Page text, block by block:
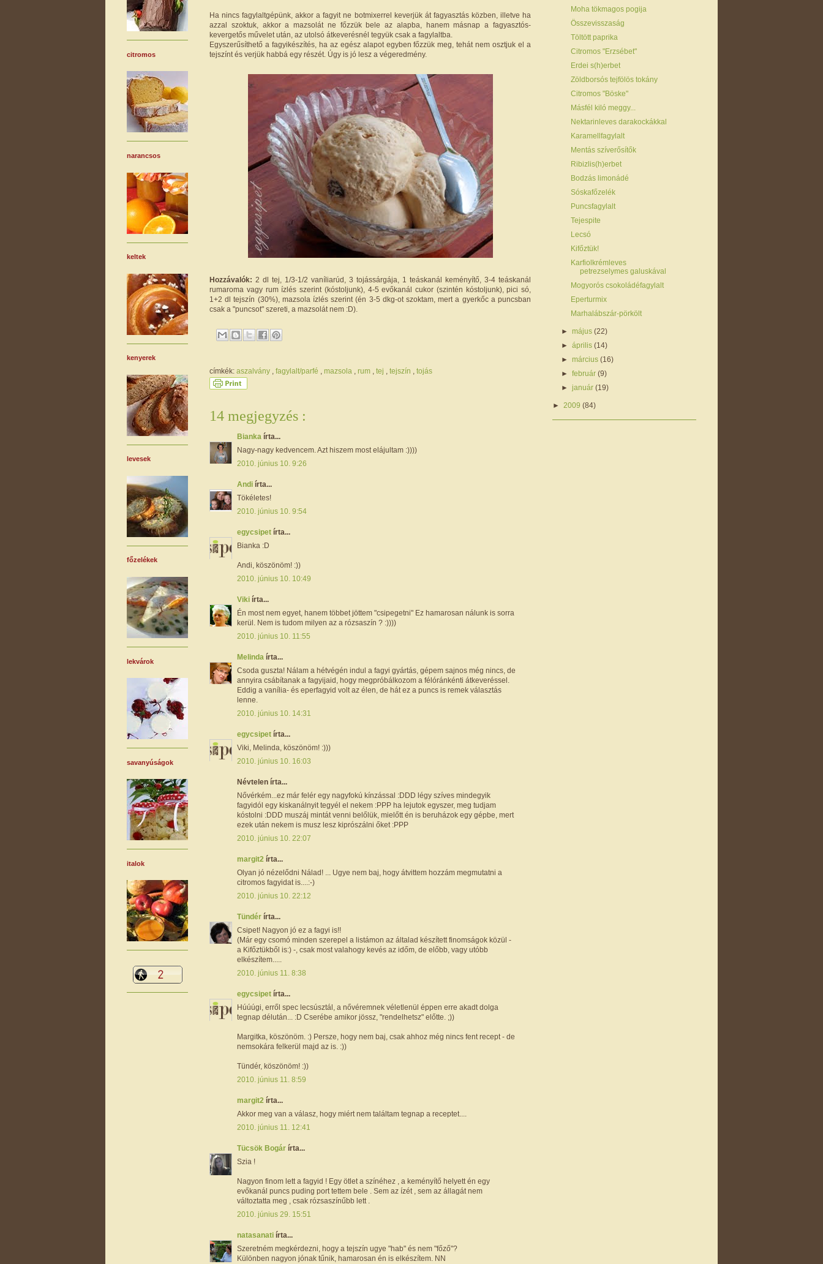
Ha nincs fagylaltgépünk, akkor a fagyit ne botmixerrel keverjük át fagyasztás közben, illetve ha
azzal szoktuk, akkor a mazsolát ne főzzük bele az alapba, hanem másnap a fagyasztós-
kevergetős művelet után, az utolsó átkeverésnél tegyük csak a fagylaltba.
Egyszerűsíthető a fagyikészítés, ha az egész alapot egyben főzzük meg, tehát nem osztjuk el a
tejszínt és verjük habbá egy részét. Úgy is jó lesz a végeredmény.
Hozzávalók: 2 dl tej, 1/3-1/2 vaníliarúd, 3 tojássárgája, 1 teáskanál keményítő, 3-4 teáskanál
rumaroma vagy rum ízlés szerint (kóstoljunk), 4-5 evőkanál cukor (szintén kóstoljunk), pici só,
1+2 dl tejszín (30%), mazsola ízlés szerint (én 3-5 dkg-ot szoktam, mert a gyerkőc a puncsban
csak a "puncsot" szereti, a mazsolát nem :D).
címkék: aszalvány fagylalt/parfé mazsola rum tej tejszín tojás
14 megjegyzés :
Bianka írta...
Nagy-nagy kedvencem. Azt hiszem most elájultam :))))
2010. június 10. 9:26
Andi írta...
Tökéletes!
2010. június 10. 9:54
egycsipet írta...
Bianka :D
Andi, köszönöm! :))
2010. június 10. 10:49
Viki írta...
Én most nem egyet, hanem többet jöttem "csipegetni" Ez hamarosan nálunk is sorra
kerül. Nem is tudom milyen az a rózsaszín ? :))))
2010. június 10. 11:55
Melinda írta...
Csoda guszta! Nálam a hétvégén indul a fagyi gyártás, gépem sajnos még nincs, de
annyira csábítanak a fagyijaid, hogy megpróbálkozom a félóránkénti átkeveréssel.
Eddig a vanília- és eperfagyid volt az élen, de hát ez a puncs is remek választás
lenne.
2010. június 10. 14:31
egycsipet írta...
Viki, Melinda, köszönöm! :)))
2010. június 10. 16:03
Névtelen írta...
Nővérkém...ez már felér egy nagyfokú kínzással :DDD légy szíves mindegyik
fagyidól egy kiskanálnyit tegyél el nekem :PPP ha lejutok egyszer, meg tudjam
kóstolni :DDD muszáj mintát venni belőlük, mielőtt én is beruházok egy gépbe, mert
ezek után nekem is musz lesz kiprószálni őket :PPP
2010. június 10. 22:07
margit2 írta...
Olyan jó nézelődni Nálad! ... Ugye nem baj, hogy átvittem hozzám megmutatni a
citromos fagyidat is....:-)
2010. június 10. 22:12
Tündér írta...
Csipet! Nagyon jó ez a fagyi is!!
(Már egy csomó minden szerepel a listámon az általad készített finomságok közül -
a Kifőztükből is:) -, csak most valahogy kevés az időm, de előbb, vagy utóbb
elkészítem.....
2010. június 11. 8:38
egycsipet írta...
Húúúgi, erről spec lecsúsztál, a nővéremnek véletlenül éppen erre akadt dolga
tegnap délután... :D Cserébe amikor jössz, "rendelhetsz" előtte. ;))
Margitka, köszönöm. :) Persze, hogy nem baj, csak ahhoz még nincs fent recept - de
nemsokára felkerül majd az is. :))
Tündér, köszönöm! :))
2010. június 11. 8:59
margit2 írta...
Akkor meg van a válasz, hogy miért nem találtam tegnap a receptet....
2010. június 11. 12:41
Tücsök Bogár írta...
Szia !
Nagyon finom lett a fagyid ! Egy ötlet a színéhez , a keményítő helyett én egy
evőkanál puncs puding port tettem bele . Sem az ízét , sem az állagát nem
változtatta meg , csak rózsaszínűbb lett .
2010. június 29. 15:51
natasanati írta...
Szeretném megkérdezni, hogy a tejszín ugye "hab" és nem "főző"?
Különben nagyon jónak tűnik, hamarosan én is elkészítem. NN
citromos
narancsos
keltek
kenyerek
levesek
főzelékek
lekvárok
savanyúságok
italok
Moha tökmagos pogija
Összevisszaság
Töltött paprika
Citromos "Erzsébet"
Erdei s(h)erbet
Zöldborsós tejfölös tokány
Citromos "Böske"
Másfél kiló meggy...
Nektarinleves darakockákkal
Karamellfagylalt
Mentás szíverősítők
Ribizlis(h)erbet
Bodzás limonádé
Sóskafőzelék
Puncsfagylalt
Tejespite
Lecsó
Kifőztük!
Karfiolkrémleves
petrezselymes galuskával
Mogyorós csokoládéfagylalt
Eperturmix
Marhalábszár-pörkölt
►május(22)
►április(14)
►március(16)
►február(9)
►január(19)
► 2009 (84)